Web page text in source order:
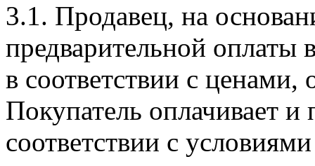
3.1. Продавец, на
предварительной оплаты
в соответствии с
Покупатель оплачивает и
соответствии с